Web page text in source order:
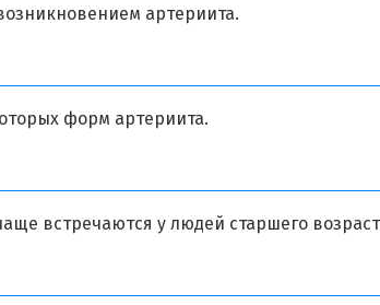
артериита.
форм артериита.
встречаются у людей старшего